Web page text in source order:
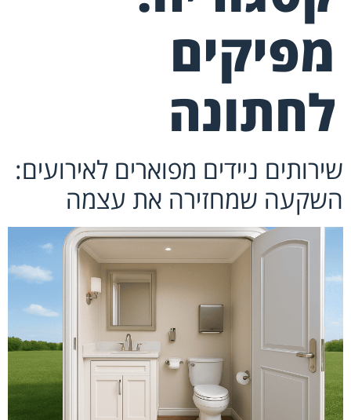
מפיקים
לחתונה
שירותים ניידים מפוארים לאירועים:
השקעה שמחזירה את עצמה